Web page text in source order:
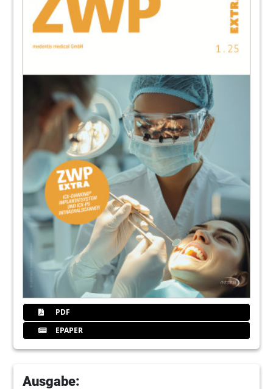
PDF
EPAPER
Ausgabe: